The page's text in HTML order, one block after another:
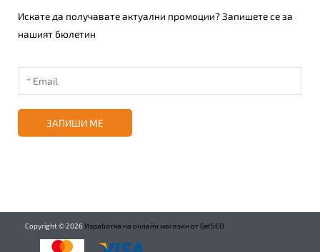
Искате да получавате актуални промоции? Запишете се за
нашият бюлетин
ЗАПИШИ МЕ
Copyright ©2026 Изработка на онлайн магазин от GetSEO